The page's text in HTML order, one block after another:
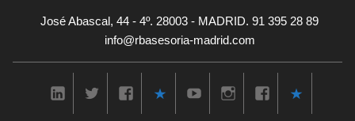
José Abascal, 44 - 4º. 28003 - MADRID. 91 395 28 89
info@rbasesoria-madrid.com